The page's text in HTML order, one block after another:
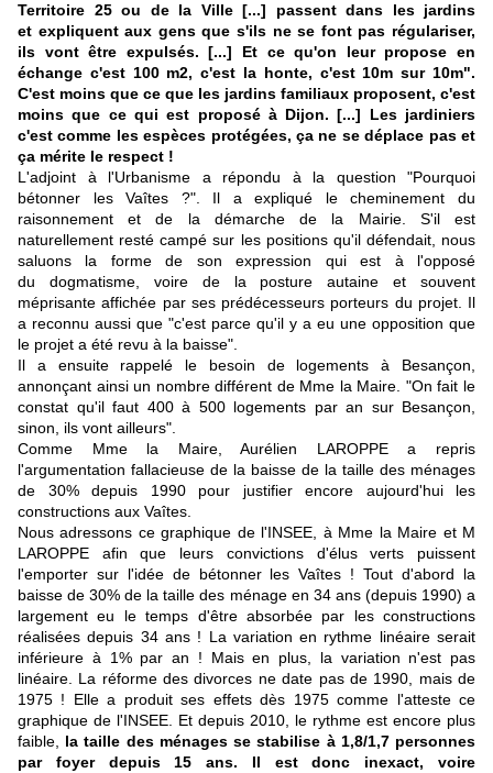
Territoire 25 ou de la Ville [...] passent dans les jardins
et expliquent aux gens que s'ils ne se font pas régulariser,
ils vont être expulsés. [...] Et ce qu'on leur propose en
échange c'est 100 m2, c'est la honte, c'est 10m sur 10m".
C'est moins que ce que les jardins familiaux proposent, c'est
moins que ce qui est proposé à Dijon. [...] Les jardiniers
c'est comme les espèces protégées, ça ne se déplace pas et
ça mérite le respect !
L'adjoint à l'Urbanisme a répondu à la question "Pourquoi
bétonner les Vaîtes ?". Il a expliqué le cheminement du
raisonnement et de la démarche de la Mairie. S'il est
naturellement resté campé sur les positions qu'il défendait, nous
saluons la forme de son expression qui est à l'opposé
du dogmatisme, voire de la posture
autaine et souvent
méprisante affichée par ses prédécesseurs porteurs du projet. Il
a reconnu aussi que "c'est parce qu'il y a eu une opposition que
le projet a été revu à la baisse".
Il a ensuite rappelé le besoin de logements à Besançon,
annonçant ainsi un nombre différent de Mme la Maire. "On fait le
constat qu'il faut 400 à 500 logements par an sur Besançon,
sinon, ils vont ailleurs".
Comme Mme la Maire, Aurélien LAROPPE a repris
l'argumentation fallacieuse de la baisse de la taille des ménages
de 30% depuis 1990 pour justifier encore aujourd'hui les
constructions aux Vaîtes.
Nous adressons ce graphique de l'INSEE, à Mme la Maire et M
LAROPPE afin que leurs convictions d'élus verts puissent
l'emporter sur l'idée de bétonner les Vaîtes ! Tout d'abord la
baisse de 30% de la taille des ménage en 34 ans (depuis 1990) a
largement eu le temps d'être absorbée par les constructions
réalisées depuis 34 ans ! La variation en rythme linéaire serait
inférieure à 1% par an ! Mais en plus, la variation n'est pas
linéaire. La réforme des divorces ne date pas de 1990, mais de
1975 ! Elle a produit ses effets dès 1975 comme l'atteste ce
graphique de l'INSEE. Et depuis 2010, le rythme est encore plus
faible, la taille des ménages se stabilise à 1,8/1,7 personnes
par foyer depuis 15 ans. Il est donc inexact, voire